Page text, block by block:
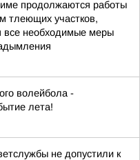
продолжаются работы
тлеющих участков,
все необходимые меры
волейбола -
лета!
не допустили к